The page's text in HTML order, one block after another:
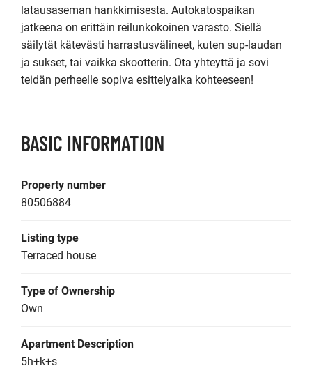
latausaseman hankkimisesta. Autokatospaikan
jatkeena on erittäin reilunkokoinen varasto. Siellä
säilytät kätevästi harrastusvälineet, kuten sup-laudan
ja sukset, tai vaikka skootterin. Ota yhteyttä ja sovi
teidän perheelle sopiva esittelyaika kohteeseen!
BASIC INFORMATION
Property number
80506884
Listing type
Terraced house
Type of Ownership
Own
Apartment Description
5h+k+s